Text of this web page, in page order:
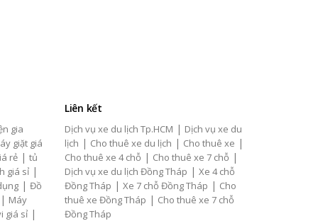
gia
giặt giá
rẻ | tủ
giá sỉ |
| Đồ
| Máy
giá sỉ |
Liên kết
Dịch vụ xe du lịch Tp.HCM | Dịch vụ xe du
lịch | Cho thuê xe du lịch | Cho thuê xe |
Cho thuê xe 4 chỗ | Cho thuê xe 7 chỗ |
Dịch vụ xe du lịch Đồng Tháp | Xe 4 chỗ
Đồng Tháp | Xe 7 chỗ Đồng Tháp | Cho
thuê xe Đồng Tháp | Cho thuê xe 7 chỗ
Đồng Tháp